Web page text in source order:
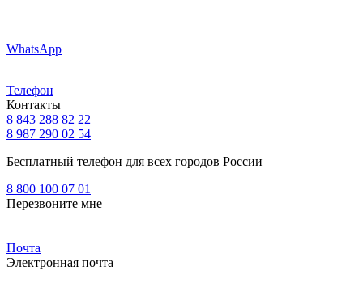
WhatsApp
Телефон
Контакты
8 843 288 82 22
8 987 290 02 54
Бесплатный телефон для всех городов России
8 800 100 07 01
Перезвоните мне
Почта
Электронная почта